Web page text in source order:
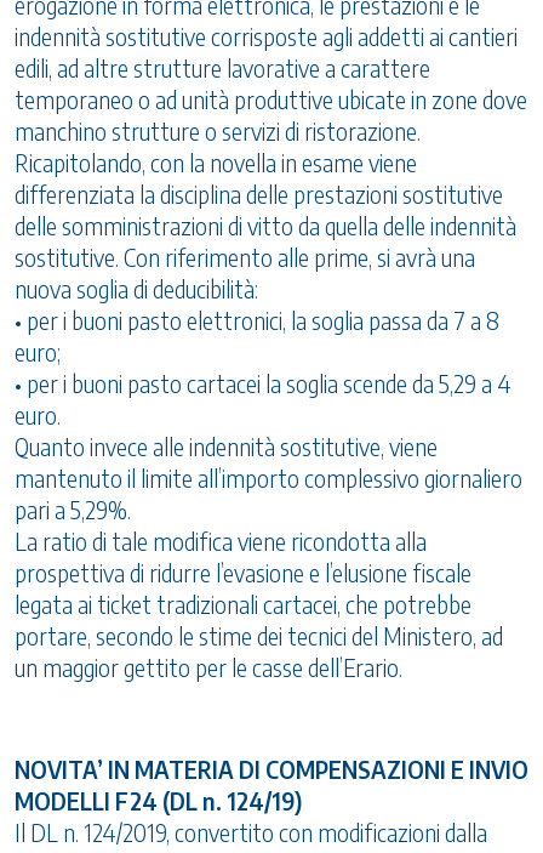
indennità sostitutive corrisposte agli addetti ai cantieri
edili, ad altre strutture lavorative a carattere
temporaneo o ad unità produttive ubicate in zone dove
manchino strutture o servizi di ristorazione.
Ricapitolando, con la novella in esame viene
differenziata la disciplina delle prestazioni sostitutive
delle somministrazioni di vitto da quella delle indennità
sostitutive. Con riferimento alle prime, si avrà una
nuova soglia di deducibilità:
• per i buoni pasto elettronici, la soglia passa da 7 a 8
euro;
• per i buoni pasto cartacei la soglia scende da 5,29 a 4
euro.
Quanto invece alle indennità sostitutive, viene
mantenuto il limite all’importo complessivo giornaliero
pari a 5,29%.
La ratio di tale modifica viene ricondotta alla
prospettiva di ridurre l’evasione e l’elusione fiscale
legata ai ticket tradizionali cartacei, che potrebbe
portare, secondo le stime dei tecnici del Ministero, ad
un maggior gettito per le casse dell’Erario.
NOVITA’ IN MATERIA DI COMPENSAZIONI E INVIO
MODELLI F24 (DL n. 124/19)
Il DL n. 124/2019, convertito con modificazioni dalla